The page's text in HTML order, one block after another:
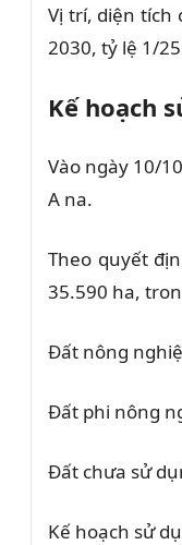
Vị trí, diện tích
2030, tỷ lệ 1/
Kế hoạch
Vào ngày 10/
A na.
Theo quyết
35.590 ha,
Đất nông
Đất phi nông
Đất chưa sử
Kế hoạch sử